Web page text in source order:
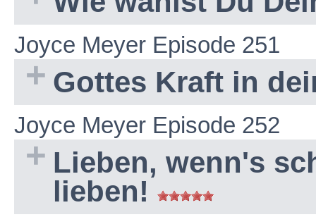
Joyce Meyer Episode 251
Gottes Kraft in
Joyce Meyer Episode 252
Lieben, wenn's
lieben!